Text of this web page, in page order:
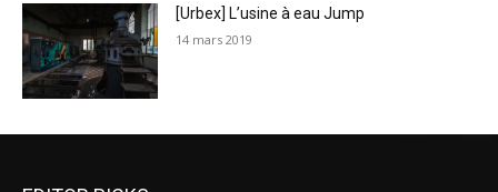
[Urbex] L’usine à eau Jump
14 mars 2019